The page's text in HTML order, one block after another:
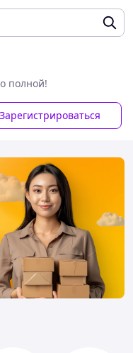
полной!
Зарегистрироваться